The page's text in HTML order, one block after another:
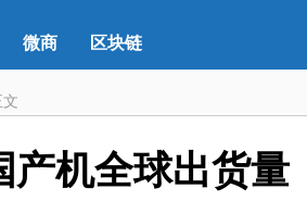
微商 区块链
文
产机全球出货量